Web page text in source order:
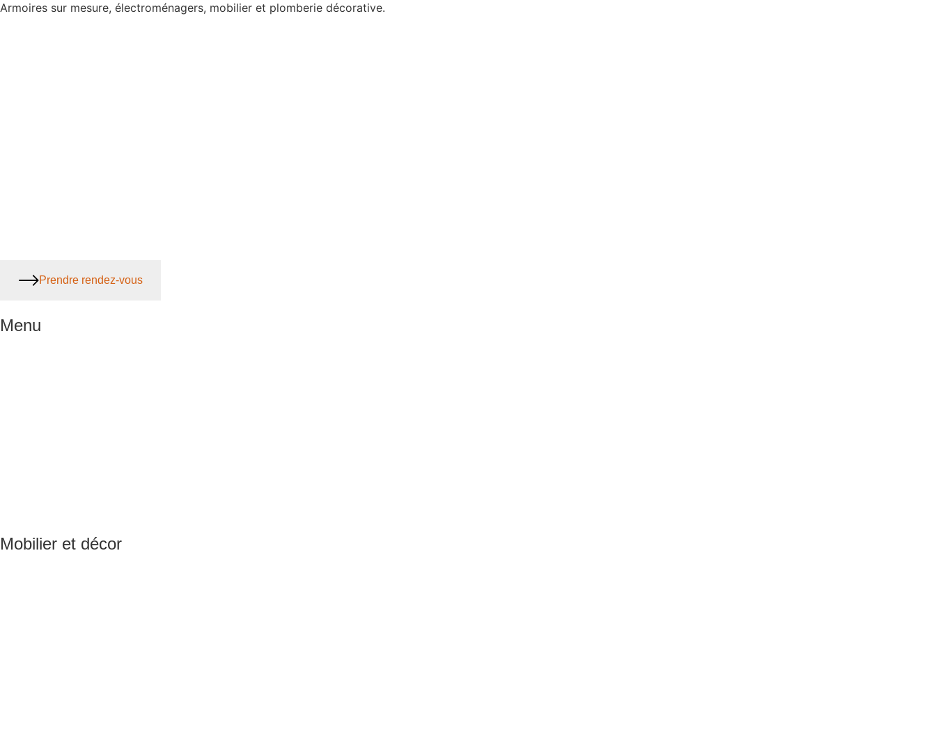
Armoires sur mesure, électroménagers, mobilier et plomberie décorative.
Prendre rendez-vous
Menu
Mobilier et décor